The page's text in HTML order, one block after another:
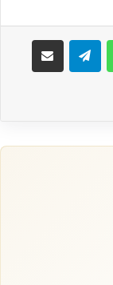
واتساب تيلقرام مشاركة عبر البريد